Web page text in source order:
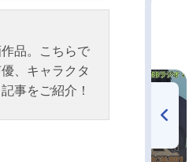
めに五条単独
ち構える夏油
乗り込む五
、伏黒、釘崎、
に集結した呪
模な呪い合いが
不死の術式を持
依頼は2つ。天
たい)”天内理
術界存続の為
が、そこに伏黒
狙い介入す
品。こちらで
、キャラクタ
事をご紹介！